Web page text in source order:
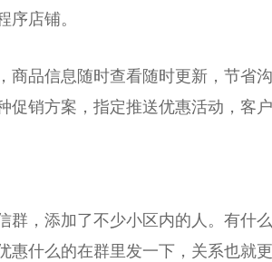
序店铺。
商品信息随时查看随时更新，节省
促销方案，指定推送优惠活动，客
群，添加了不少小区内的人。有什
惠什么的在群里发一下，关系也就